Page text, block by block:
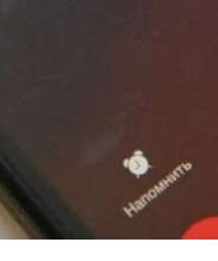
экспорт:
долларов